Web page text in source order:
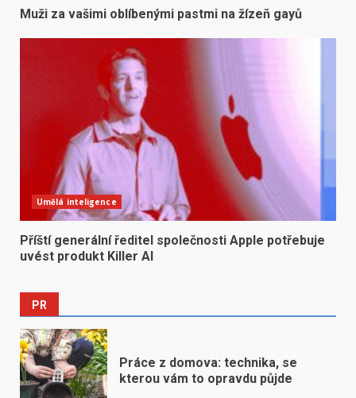
Muži za vašimi oblíbenými pastmi na žízeň gayů
Umělá inteligence
Příští generální ředitel společnosti Apple potřebuje
uvést produkt Killer AI
PR
Práce z domova: technika, se
kterou vám to opravdu půjde